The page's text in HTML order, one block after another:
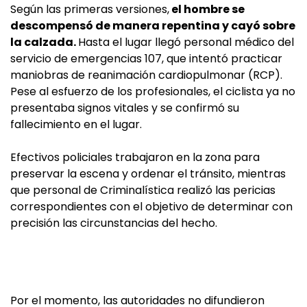
Según las primeras versiones,el hombre se
descompensó de manera repentina y cayó sobre
la calzada.Hasta el lugar llegó personal médico del
servicio de emergencias 107, que intentó practicar
maniobras de reanimación cardiopulmonar (RCP).
Pese al esfuerzo de los profesionales, el ciclista ya no
presentaba signos vitales y se confirmó su
fallecimiento en el lugar.
Efectivos policiales trabajaron en la zona para
preservar la escena y ordenar el tránsito, mientras
que personal de Criminalística realizó las pericias
correspondientes con el objetivo de determinar con
precisión las circunstancias del hecho.
Por el momento, las autoridades no difundieron